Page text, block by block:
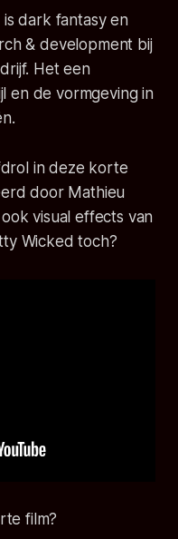
is dark fantasy en
& development bij
Het een
en de vormgeving in
in deze korte
door Mathieu
visual effects van
Wicked toch?
film?